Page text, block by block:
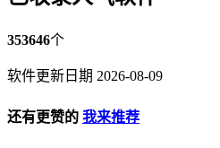
353646个
软件更新日期 2026-08-09
还有更赞的 我来推荐